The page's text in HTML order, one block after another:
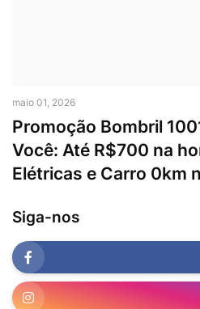
maio 01, 2026
Promoção Bombril
Você: Até R$700 na
Elétricas e Carro 0km
Siga-nos